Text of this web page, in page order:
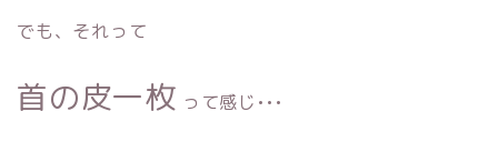
でも、それって
首の皮一枚 って感じ•••